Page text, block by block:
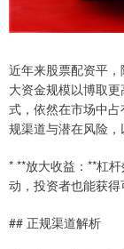
近年来股票配资平
大资金规模以博取
式，依然在市场中
规渠道与潜在风险，
* **放大收益：**杠
动，投资者也能获得
## 正规渠道解析